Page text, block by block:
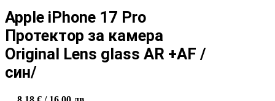
Apple iPhone 17 Pro
Протектор за камера
Original Lens glass AR +AF /
син/